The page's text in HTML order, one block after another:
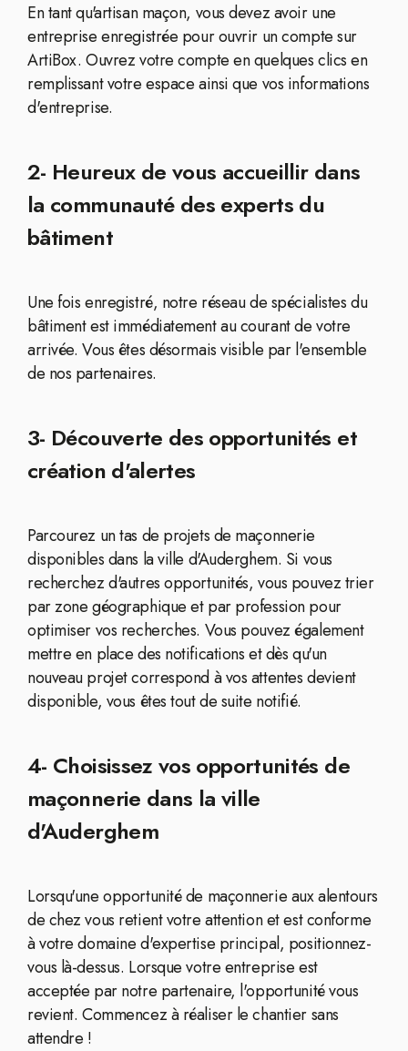
En tant qu'artisan maçon, vous devez avoir une
entreprise enregistrée pour ouvrir un compte sur
ArtiBox. Ouvrez votre compte en quelques clics en
remplissant votre espace ainsi que vos informations
d'entreprise.
2- Heureux de vous accueillir dans
la communauté des experts du
bâtiment
Une fois enregistré, notre réseau de spécialistes du
bâtiment est immédiatement au courant de votre
arrivée. Vous êtes désormais visible par l'ensemble
de nos partenaires.
3- Découverte des opportunités et
création d'alertes
Parcourez un tas de projets de maçonnerie
disponibles dans la ville d'Auderghem. Si vous
recherchez d'autres opportunités, vous pouvez trier
par zone géographique et par profession pour
optimiser vos recherches. Vous pouvez également
mettre en place des notifications et dès qu'un
nouveau projet correspond à vos attentes devient
disponible, vous êtes tout de suite notifié.
4- Choisissez vos opportunités de
maçonnerie dans la ville
d'Auderghem
Lorsqu'une opportunité de maçonnerie aux alentours
de chez vous retient votre attention et est conforme
à votre domaine d'expertise principal, positionnez-
vous là-dessus. Lorsque votre entreprise est
acceptée par notre partenaire, l'opportunité vous
revient. Commencez à réaliser le chantier sans
attendre !